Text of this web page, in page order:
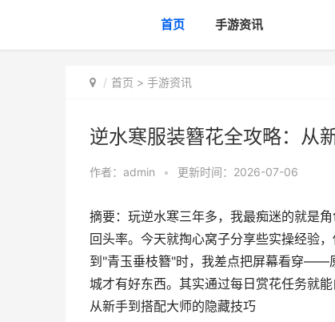
首页 手游资讯
首页 > 手游资讯
逆水寒服装簪花全攻略：从
作者： admin • 更新时间：2026-07-06
摘要：玩逆水寒三年多，我最痴迷的就是
回头率。今天就掏心窝子分享些实操经验
到"青玉垂枝簪"时，我差点把屏幕看穿——
城才有好东西。其实通过每日赏花任务就
从新手到搭配大师的隐藏技巧